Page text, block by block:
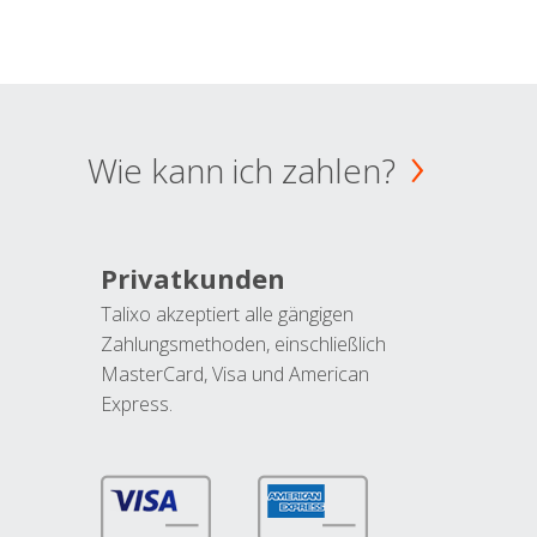
Wie kann ich zahlen?
Privatkunden
Talixo akzeptiert alle gängigen
Zahlungsmethoden, einschließlich
MasterCard, Visa und American
Express.